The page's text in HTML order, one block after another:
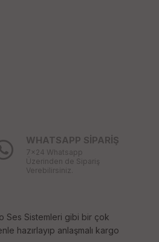
WHATSAPP SİPARİŞ
7x24 Whatsapp
Üzerinden de Sipariş
Verebilirsiniz.
Ses Sistemleri gibi bir çok
hazırlayıp anlaşmalı kargo